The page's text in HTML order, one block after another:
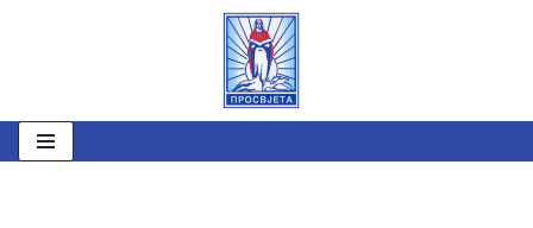
садржај